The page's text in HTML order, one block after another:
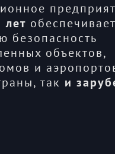
лет обеспечивает
безопасность
объектов,
и
так и